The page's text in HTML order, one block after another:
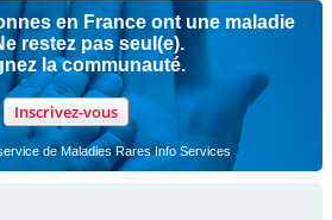
en France ont une maladie
restez pas seul(e).
la communauté.
Inscrivez-vous
de Maladies Rares Info Services